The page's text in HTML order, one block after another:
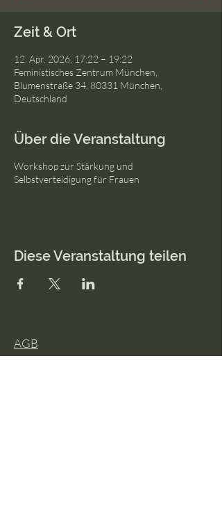
Zeit & Ort
12. Apr. 2026, 17:22 – 19:22
Feministisches Zentrum München,
Blumenstraße 34, 80331 München,
Deutschland
Über die Veranstaltung
Workshop zur Stärkung und
Selbstverteidigung für Frauen
Diese Veranstaltung teilen
AGB